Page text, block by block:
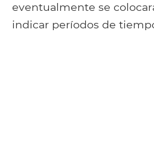
eventualmente se
indicar períodos de